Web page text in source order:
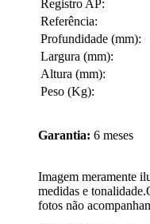
Registro AP:
Referência:
Profundidade (mm):
Largura (mm):
Altura (mm):
Peso (Kg):
Garantia: 6 meses
Imagem meramente
medidas e
fotos não